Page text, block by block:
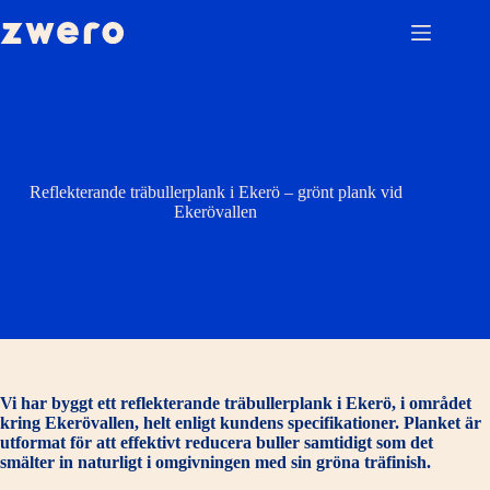
till
innehåll
Reflekterande träbullerplank i Ekerö – grönt plank vid
Ekerövallen
Vi har byggt ett reflekterande träbullerplank i Ekerö, i området
kring Ekerövallen, helt enligt kundens specifikationer. Planket är
utformat för att effektivt reducera buller samtidigt som det
smälter in naturligt i omgivningen med sin gröna träfinish.